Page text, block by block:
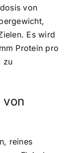
von
Es wird
Protein pro
zu
von
reines